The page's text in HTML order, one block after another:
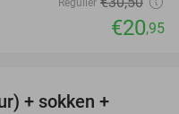
€20,95
+ sokken +